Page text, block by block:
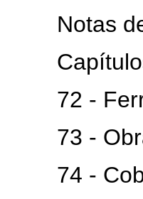
Notas de
72 - Ferro
73 -
74 -